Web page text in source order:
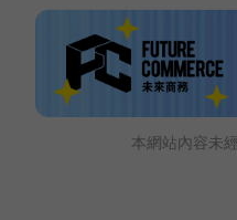
本網站內容未